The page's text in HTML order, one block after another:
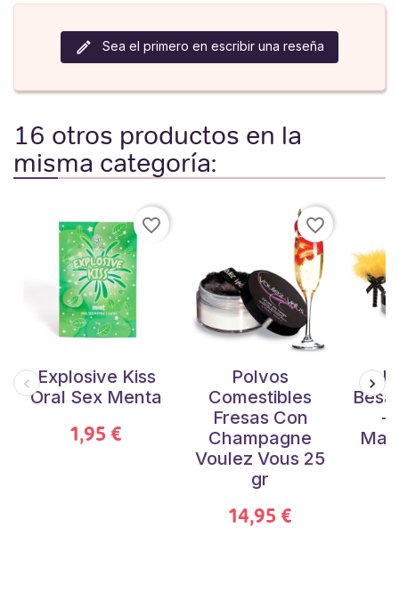
Sea el primero en escribir una reseña
16 otros productos en la
misma categoría:
Explosive Kiss
Oral Sex Menta
1,95 €
favorite_border
Polvos
Comestibles
Fresas Con
Champagne
Voulez Vous 25
gr
14,95 €
favorite_border
+